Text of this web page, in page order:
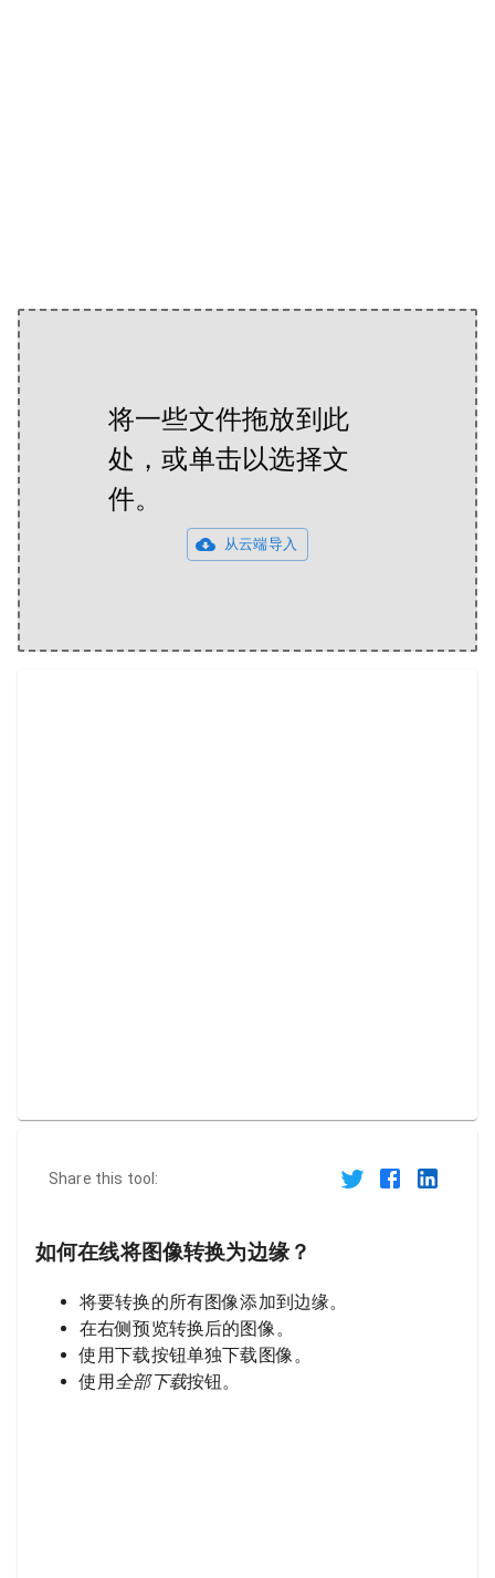
将一些文件拖放到此
处，或单击以选择文
件。
从云端导入
Share this tool:
如何在线将图像转换为边缘？
将要转换的所有图像添加到边缘。
在右侧预览转换后的图像。
使用下载按钮单独下载图像。
使用全部下载按钮。